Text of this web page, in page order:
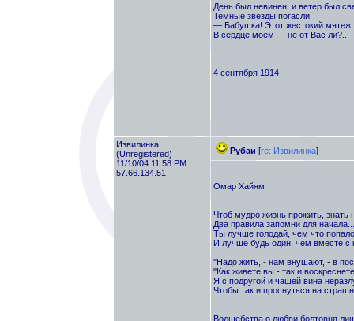
День был невинен, и ветер был
Темные звезды погасли.
— Бабушка! Этот жестокий мятеж
В сердце моем — не от Вас ли?..
4 сентября 1914
Извилинка
(Unregistered)
11/10/04 11:58 PM
57.66.134.51
Рубаи [re: Извилинка]
Омар Хайям
Чтоб мудро жизнь прожить, знать
Два правила запомни для начала...
Ты лучше голодай, чем что
И лучше будь один, чем вместе с
"Надо жить, - нам внушают, - в
"Как живете вы - так и
Я с подругой и чашей вина
Чтобы так и проснуться на
Волшебства о любви болтовня